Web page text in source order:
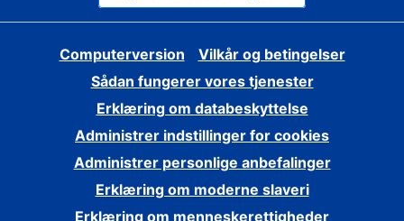
Computerversion
Vilkår og betingelser
Sådan fungerer vores tjenester
Erklæring om databeskyttelse
Administrer indstillinger for cookies
Administrer personlige anbefalinger
Erklæring om moderne slaveri
Erklæring om menneskerettigheder